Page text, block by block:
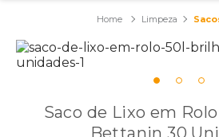
Limpeza
Saco de Lixo em